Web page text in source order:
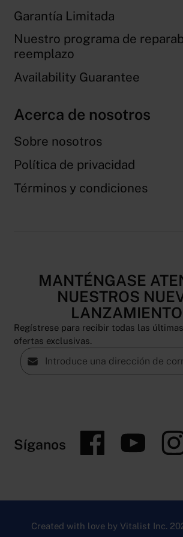
Síganos
Garantía Limitada
Nuestro programa de
reemplazo
Availability Guarantee
Acerca de nosotros
Sobre nosotros
Política de privacidad
Términos y condiciones
MANTÉNGASE
NUESTROS
Regístrese para recibir todas las
ofertas exclusivas.
Dirección de correo electrónico*
has aceptado nuestros
términos y condiciones generales.
Created with love by Vitalist Inc.